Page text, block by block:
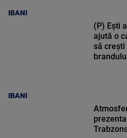
IBANI
IBANI
(P) Ești
ajută o
să